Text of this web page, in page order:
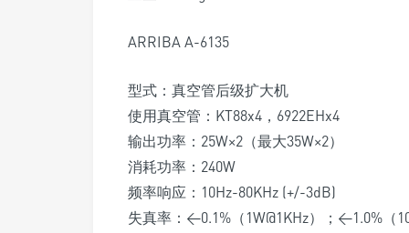
ARRIBA A-6135
型式：真空管后级扩大机
使用真空管：KT88x4，6922EHx4
输出功率：25W×2（最大35W×2）
消耗功率：240W
频率响应：10Hz-80KHz (+/-3dB)
失真率：<0.1%（1W@1KHz）；<1.0%（